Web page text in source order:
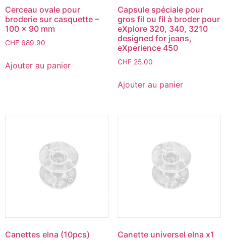
Cerceau ovale pour
broderie sur casquette –
100 x 90 mm
CHF 689.90
Ajouter au panier
Capsule spéciale pour
gros fil ou fil à broder pour
eXplore 320, 340, 3210
designed for jeans,
eXperience 450
CHF25.00
Ajouter au panier
Canettes elna (10pcs) Canette universel elna x1